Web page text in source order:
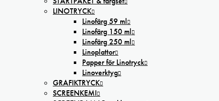
LINOTRYCK
Linofärg 59 ml
Linofärg 150 ml
Linofärg 250 ml
Linoplattor
Papper för Linotryck
Linoverktyg
GRAFIKTRYCK
SCREENKEMI